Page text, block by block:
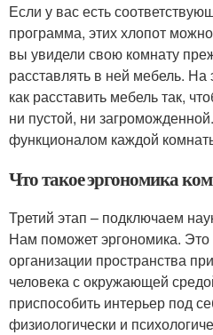
Если у вас есть
программа, этих хлопот
вы увидели свою комнату
расставлять в ней мебель.
как расставить мебель так,
ни пустой, ни
функционалом каждой
Что такое эргономика
Третий этап – подключаем
Нам поможет эргономика. Это
организации пространства
человека с окружающей
приспособить интерьер под
физиологически и